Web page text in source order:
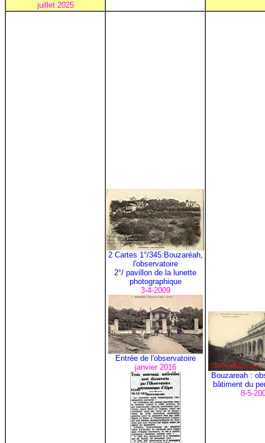
juillet 2025
2 Cartes 1°/345:Bouzaréah,
l'observatoire
2°/ pavillon de la lunette
photographique
3-4-2009
Entrée de l'observatoire
janvier 2016
Bouzareah :
bâtiment du
8-5-